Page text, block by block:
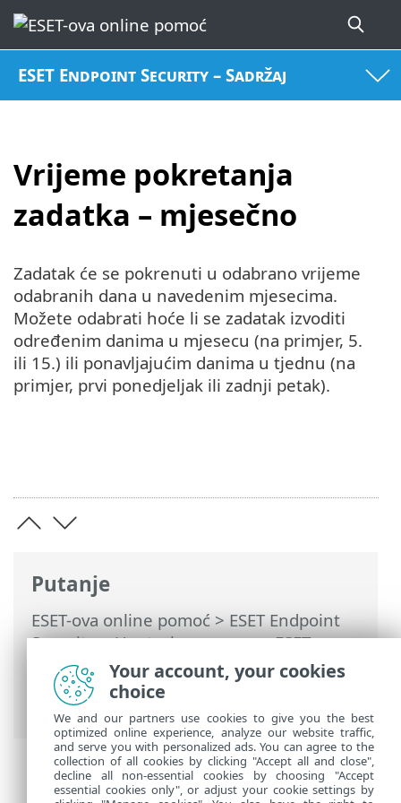
ESET Endpoint Security – Sadržaj
Vrijeme pokretanja
zadatka – mjesečno
Putanje
ESET-ova online pomoć>ESET Endpoint
Security>Upotreba programa ESET
Endpoint Security>Alati >Planer>
Dijaloški prozori – planer > Vrijeme
pokretanja zadatka – mjesečno
Zadatak će se pokrenuti u odabrano vrijeme
odabranih dana u navedenim mjesecima.
Možete odabrati hoće li se zadatak izvoditi
određenim danima u mjesecu (na primjer, 5.
ili 15.) ili ponavljajućim danima u tjednu (na
primjer, prvi ponedjeljak ili zadnji petak).
Your account, your cookies
choice
We and our partners use cookies to give you the best
optimized online experience, analyze our website traffic,
and serve you with personalized ads. You can agree to the
collection of all cookies by clicking "Accept all and close",
decline all non-essential cookies by choosing "Accept
essential cookies only", or adjust your cookie settings by